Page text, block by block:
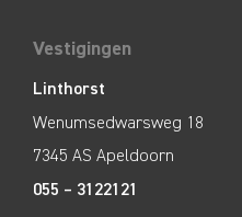
Vestigingen
Linthorst
Wenumsedwarsweg 18
7345 AS Apeldoorn
055 – 3122121